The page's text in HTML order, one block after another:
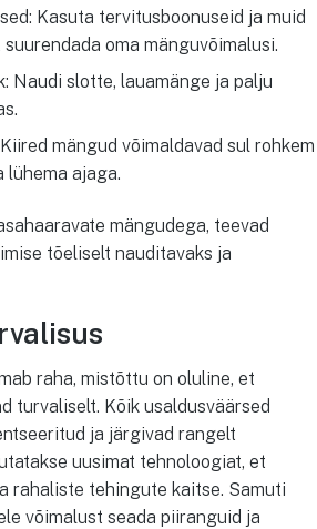
Kasuta tervitusboonuseid ja muid
suurendada oma mänguvõimalusi.
Naudi slotte, lauamänge ja palju
mängud võimaldavad sul rohkem
lühema ajaga.
mängudega, teevad
tõeliselt nauditavaks ja
raha, mistõttu on oluline, et
turvaliselt. Kõik usaldusväärsed
ja järgivad rangelt
uusimat tehnoloogiat, et
rahaliste tehingute kaitse. Samuti
võimalust seada piiranguid ja